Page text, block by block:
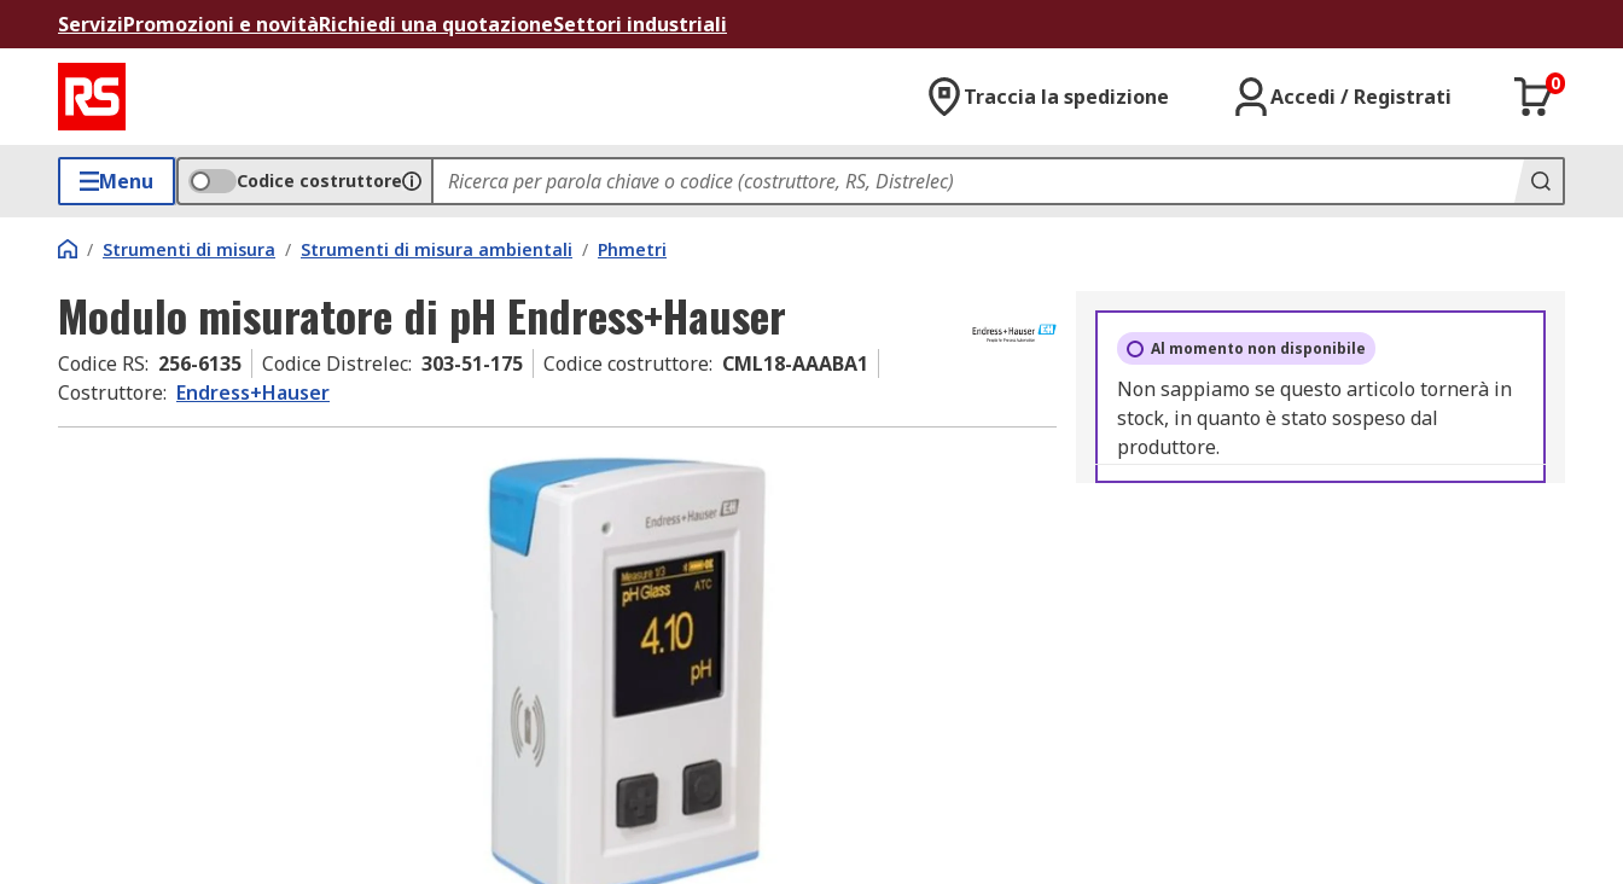
ServiziPromozioni e novitàRichiedi una quotazioneSettori industriali
Traccia la spedizione Accedi / Registrati
0
Menu Codice costruttore
/ Strumenti di misura / Strumenti di misura ambientali / Phmetri
Modulo misuratore di pH Endress+Hauser
Codice RS: 256-6135 Codice Distrelec: 303-51-175 Codice costruttore: CML18-AAABA1
Costruttore: Endress+Hauser
Al momento non disponibile
Non sappiamo se questo articolo tornerà in
stock, in quanto è stato sospeso dal
produttore.